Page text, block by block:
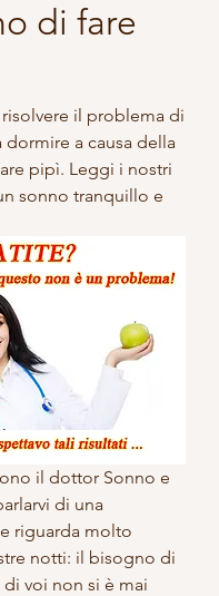
di fare
il problema di
dormire a causa della
pipì. Leggi i nostri
sonno tranquillo e
il dottor Sonno e
di una
riguarda molto
notti: il bisogno di
voi non si è mai